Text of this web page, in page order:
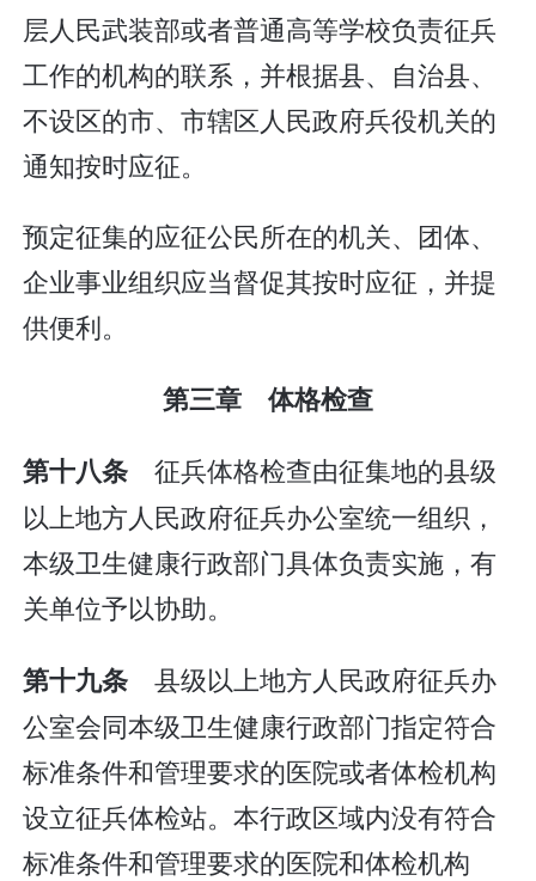
层人民武装部或者普通高等学校负责征兵
工作的机构的联系，并根据县、自治县、
不设区的市、市辖区人民政府兵役机关的
通知按时应征。
预定征集的应征公民所在的机关、团体、
企业事业组织应当督促其按时应征，并提
供便利。
第三章 体格检查
第十八条 征兵体格检查由征集地的县级
以上地方人民政府征兵办公室统一组织，
本级卫生健康行政部门具体负责实施，有
关单位予以协助。
第十九条 县级以上地方人民政府征兵办
公室会同本级卫生健康行政部门指定符合
标准条件和管理要求的医院或者体检机构
设立征兵体检站。本行政区域内没有符合
标准条件和管理要求的医院和体检机构